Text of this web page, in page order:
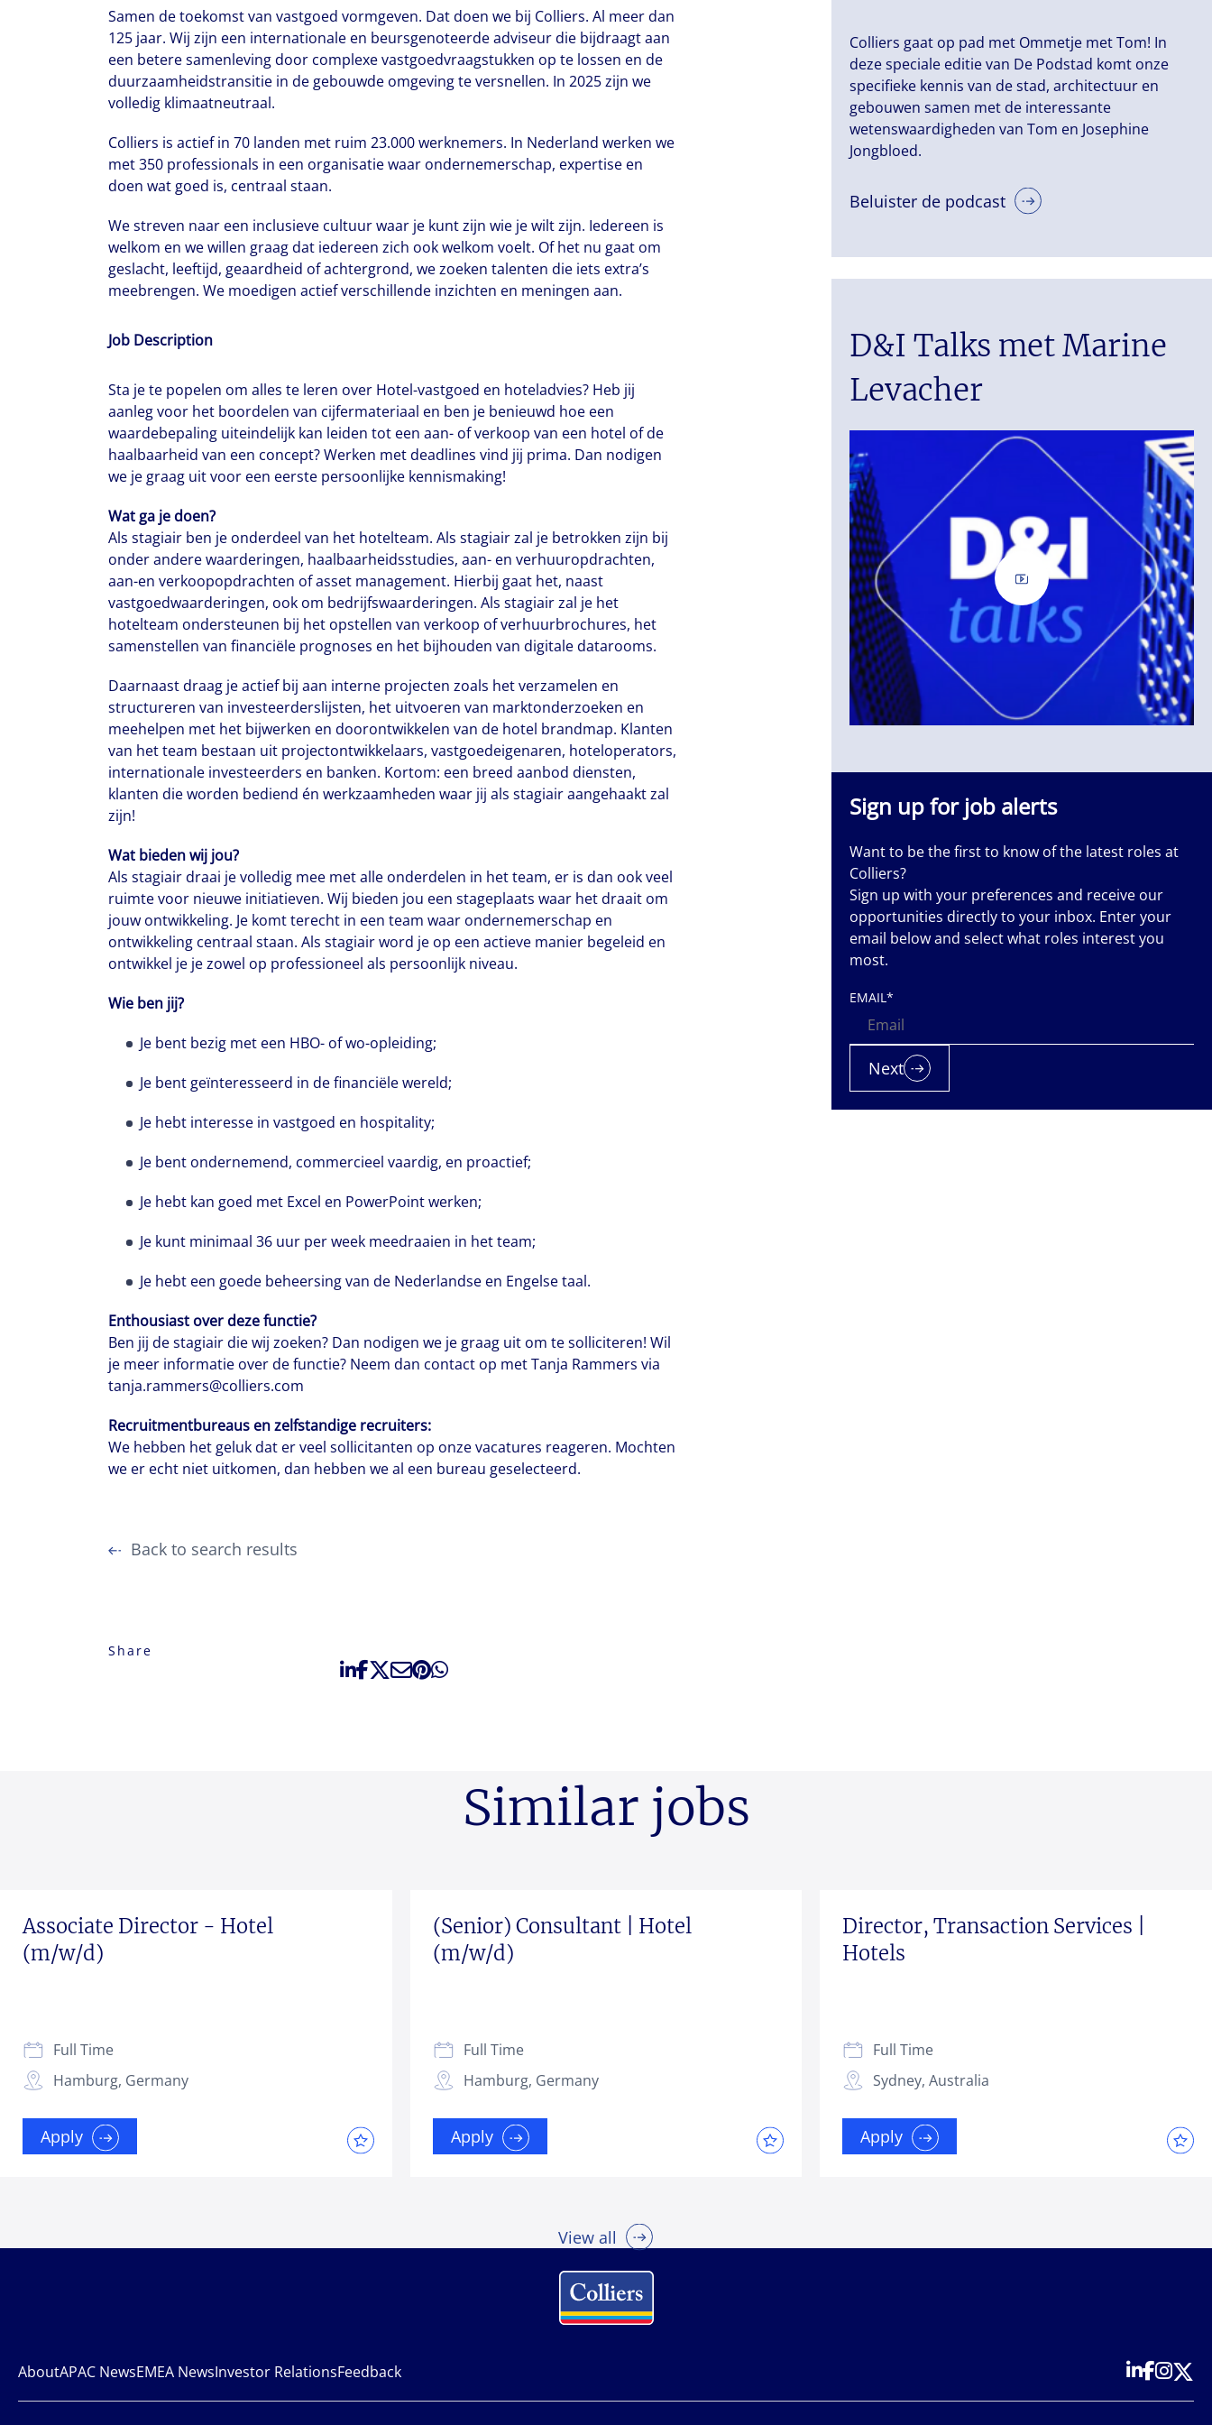
Samen de toekomst van vastgoed vormgeven. Dat doen we bij Colliers. Al meer dan
125 jaar. Wij zijn een internationale en beursgenoteerde adviseur die bijdraagt aan
een betere samenleving door complexe vastgoedvraagstukken op te lossen en de
duurzaamheidstransitie in de gebouwde omgeving te versnellen. In 2025 zijn we
volledig klimaatneutraal.
Colliers is actief in 70 landen met ruim 23.000 werknemers. In Nederland werken we
met 350 professionals in een organisatie waar ondernemerschap, expertise en
doen wat goed is, centraal staan.
We streven naar een inclusieve cultuur waar je kunt zijn wie je wilt zijn. Iedereen is
welkom en we willen graag dat iedereen zich ook welkom voelt. Of het nu gaat om
geslacht, leeftijd, geaardheid of achtergrond, we zoeken talenten die iets extra’s
meebrengen. We moedigen actief verschillende inzichten en meningen aan.
Job Description
Sta je te popelen om alles te leren over Hotel-vastgoed en hoteladvies? Heb jij
aanleg voor het boordelen van cijfermateriaal en ben je benieuwd hoe een
waardebepaling uiteindelijk kan leiden tot een aan- of verkoop van een hotel of de
haalbaarheid van een concept? Werken met deadlines vind jij prima. Dan nodigen
we je graag uit voor een eerste persoonlijke kennismaking!
Wat ga je doen?
Als stagiair ben je onderdeel van het hotelteam. Als stagiair zal je betrokken zijn bij
onder andere waarderingen, haalbaarheidsstudies, aan- en verhuuropdrachten,
aan-en verkoopopdrachten of asset management. Hierbij gaat het, naast
vastgoedwaarderingen, ook om bedrijfswaarderingen. Als stagiair zal je het
hotelteam ondersteunen bij het opstellen van verkoop of verhuurbrochures, het
samenstellen van financiële prognoses en het bijhouden van digitale datarooms.
Daarnaast draag je actief bij aan interne projecten zoals het verzamelen en
structureren van investeerderslijsten, het uitvoeren van marktonderzoeken en
meehelpen met het bijwerken en doorontwikkelen van de hotel brandmap. Klanten
van het team bestaan uit projectontwikkelaars, vastgoedeigenaren, hoteloperators,
internationale investeerders en banken. Kortom: een breed aanbod diensten,
klanten die worden bediend én werkzaamheden waar jij als stagiair aangehaakt zal
zijn!
Wat bieden wij jou?
Als stagiair draai je volledig mee met alle onderdelen in het team, er is dan ook veel
ruimte voor nieuwe initiatieven. Wij bieden jou een stageplaats waar het draait om
jouw ontwikkeling. Je komt terecht in een team waar ondernemerschap en
ontwikkeling centraal staan. Als stagiair word je op een actieve manier begeleid en
ontwikkel je je zowel op professioneel als persoonlijk niveau.
Wie ben jij?
Je bent bezig met een HBO- of wo-opleiding;
Je bent geïnteresseerd in de financiële wereld;
Je hebt interesse in vastgoed en hospitality;
Je bent ondernemend, commercieel vaardig, en proactief;
Je hebt kan goed met Excel en PowerPoint werken;
Je kunt minimaal 36 uur per week meedraaien in het team;
Je hebt een goede beheersing van de Nederlandse en Engelse taal.
Enthousiast over deze functie?
Ben jij de stagiair die wij zoeken? Dan nodigen we je graag uit om te solliciteren! Wil
je meer informatie over de functie? Neem dan contact op met Tanja Rammers via
tanja.rammers@colliers.com
Recruitmentbureaus en zelfstandige recruiters:
We hebben het geluk dat er veel sollicitanten op onze vacatures reageren. Mochten
we er echt niet uitkomen, dan hebben we al een bureau geselecteerd.
Back to search results
Share
Colliers gaat op pad met Ommetje met Tom! In
deze speciale editie van De Podstad komt onze
specifieke kennis van de stad, architectuur en
gebouwen samen met de interessante
wetenswaardigheden van Tom en Josephine
Jongbloed.
Beluister de podcast
D&I Talks met Marine
Levacher
Marine legt uit dat diversiteit en inclusie voor haar betekenen dat
iedereen op dezelfde manier wordt geaccepteerd, wat bijdraagt
aan een natuurlijke en zelfverzekerde houding op de werkvloer.
Sign up for job alerts
Want to be the first to know of the latest roles at
Colliers?
Sign up with your preferences and receive our
opportunities directly to your inbox. Enter your
email below and select what roles interest you
most.
EMAIL*
Next
Similar jobs
Associate Director - Hotel
(m/w/d)
Hamburg, Germany
Full Time
Apply
(Senior) Consultant | Hotel
(m/w/d)
Hamburg, Germany
Full Time
Apply
Director, Transaction Services |
Hotels
Sydney, Australia
Full Time
Apply
View all
AboutAPAC NewsEMEA NewsInvestor RelationsFeedback